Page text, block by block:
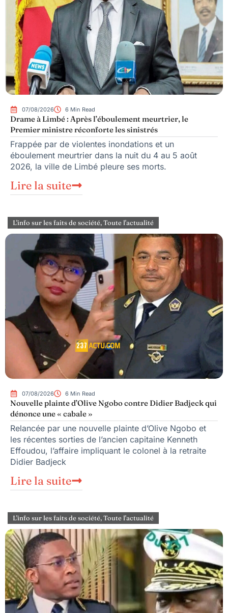
07/08/2026 6 Min Read
Drame à Limbé : Après l’éboulement meurtrier, le
Premier ministre réconforte les sinistrés
Frappée par de violentes inondations et un
éboulement meurtrier dans la nuit du 4 au 5 août
2026, la ville de Limbé pleure ses morts.
Lire la suite
L'info sur les faits de société,Toute l'actualité
07/08/2026 6 Min Read
Nouvelle plainte d’Olive Ngobo contre Didier Badjeck qui
dénonce une « cabale »
Relancée par une nouvelle plainte d’Olive Ngobo et
les récentes sorties de l’ancien capitaine Kenneth
Effoudou, l’affaire impliquant le colonel à la retraite
Didier Badjeck
Lire la suite
L'info sur les faits de société,Toute l'actualité